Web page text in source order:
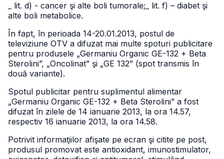
_ lit. d) - cancer şi alte boli tumorale; _ lit. f) – diabet şi
alte boli metabolice.
În fapt, în perioada 14-20.01.2013, postul de
televiziune OTV a difuzat mai multe spoturi publicitare
pentru produsele „Germaniu Organic GE-132 + Beta
Sterolini”, „Oncolinat” şi „GE 132” (spot transmis în
două variante).
Spotul publicitar pentru suplimentul alimentar
„Germaniu Organic GE-132 + Beta Sterolini” a fost
difuzat în zilele de 14 ianuarie 2013, la ora 14.57,
respectiv 16 ianuarie 2013, la ora 14.58.
Potrivit informaţiilor afişate pe ecran şi citite pe post,
produsul promovat este antioxidant, imunostimulator,